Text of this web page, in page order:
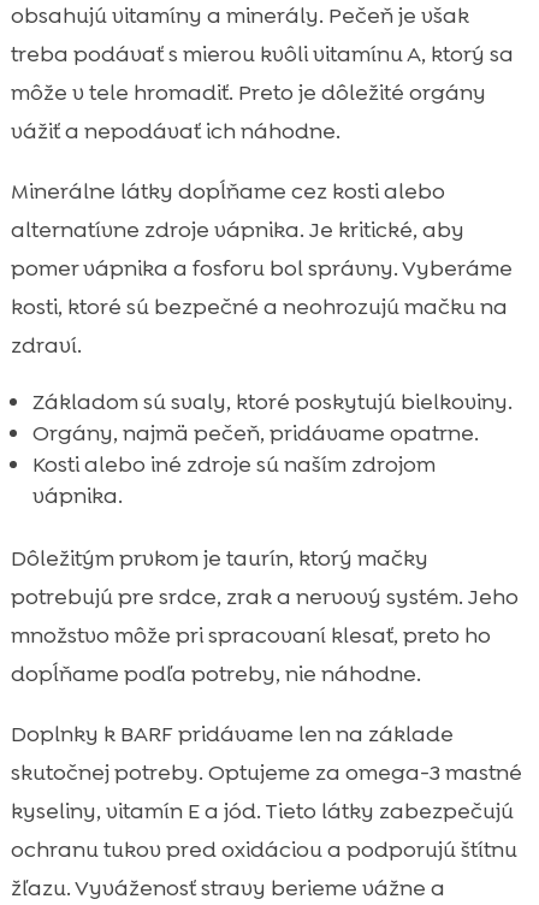
obsahujú vitamíny a minerály. Pečeň je však
treba podávať s mierou kvôli vitamínu A, ktorý sa
môže v tele hromadiť. Preto je dôležité orgány
vážiť a nepodávať ich náhodne.
Minerálne látky dopĺňame cez kosti alebo
alternatívne zdroje vápnika. Je kritické, aby
pomer vápnika a fosforu bol správny. Vyberáme
kosti, ktoré sú bezpečné a neohrozujú mačku na
zdraví.
Základom sú svaly, ktoré poskytujú bielkoviny.
Orgány, najmä pečeň, pridávame opatrne.
Kosti alebo iné zdroje sú naším zdrojom
vápnika.
Dôležitým prvkom je taurín, ktorý mačky
potrebujú pre srdce, zrak a nervový systém. Jeho
množstvo môže pri spracovaní klesať, preto ho
dopĺňame podľa potreby, nie náhodne.
Doplnky k BARF pridávame len na základe
skutočnej potreby. Optujeme za omega-3 mastné
kyseliny, vitamín E a jód. Tieto látky zabezpečujú
ochranu tukov pred oxidáciou a podporujú štítnu
žľazu. Vyváženosť stravy berieme vážne a